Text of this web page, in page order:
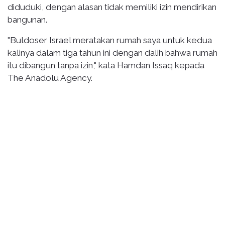
diduduki, dengan alasan tidak memiliki izin mendirikan
bangunan.
"Buldoser Israel meratakan rumah saya untuk kedua
kalinya dalam tiga tahun ini dengan dalih bahwa rumah
itu dibangun tanpa izin," kata Hamdan Issaq kepada
The Anadolu Agency.